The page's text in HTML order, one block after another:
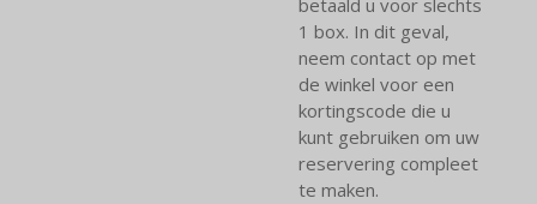
betaald u voor slechts
1 box. In dit geval,
neem contact op met
de winkel voor een
kortingscode die u
kunt gebruiken om uw
reservering compleet
te maken.